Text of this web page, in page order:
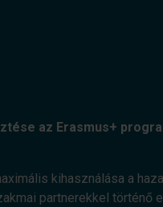
az Erasmus+
kihasználása a
partnerekkel történő